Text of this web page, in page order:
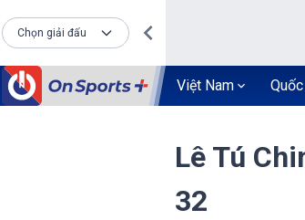
Chọn giải đấu
Việt Nam
Lê Tú
32